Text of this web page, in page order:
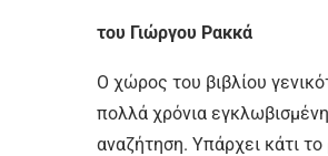
του Γιώργου Ρακκά
Ο χώρος του βιβλίου
πολλά χρόνια
αναζήτηση. Υπάρχει κάτι